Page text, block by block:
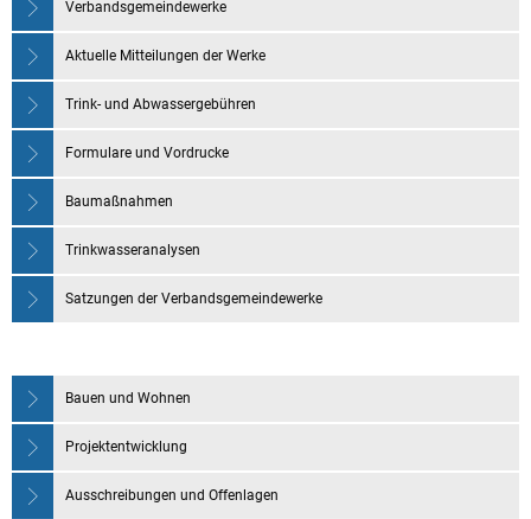
AbwasserVerbandsgemeindewerke
Aktuelle Mitteilungen der Werke
Trink- und Abwassergebühren
Formulare und Vordrucke
Baumaßnahmen
Trinkwasseranalysen
Satzungen der Verbandsgemeindewerke
Bauen und Wohnen
Projektentwicklung
Ausschreibungen und Offenlagen